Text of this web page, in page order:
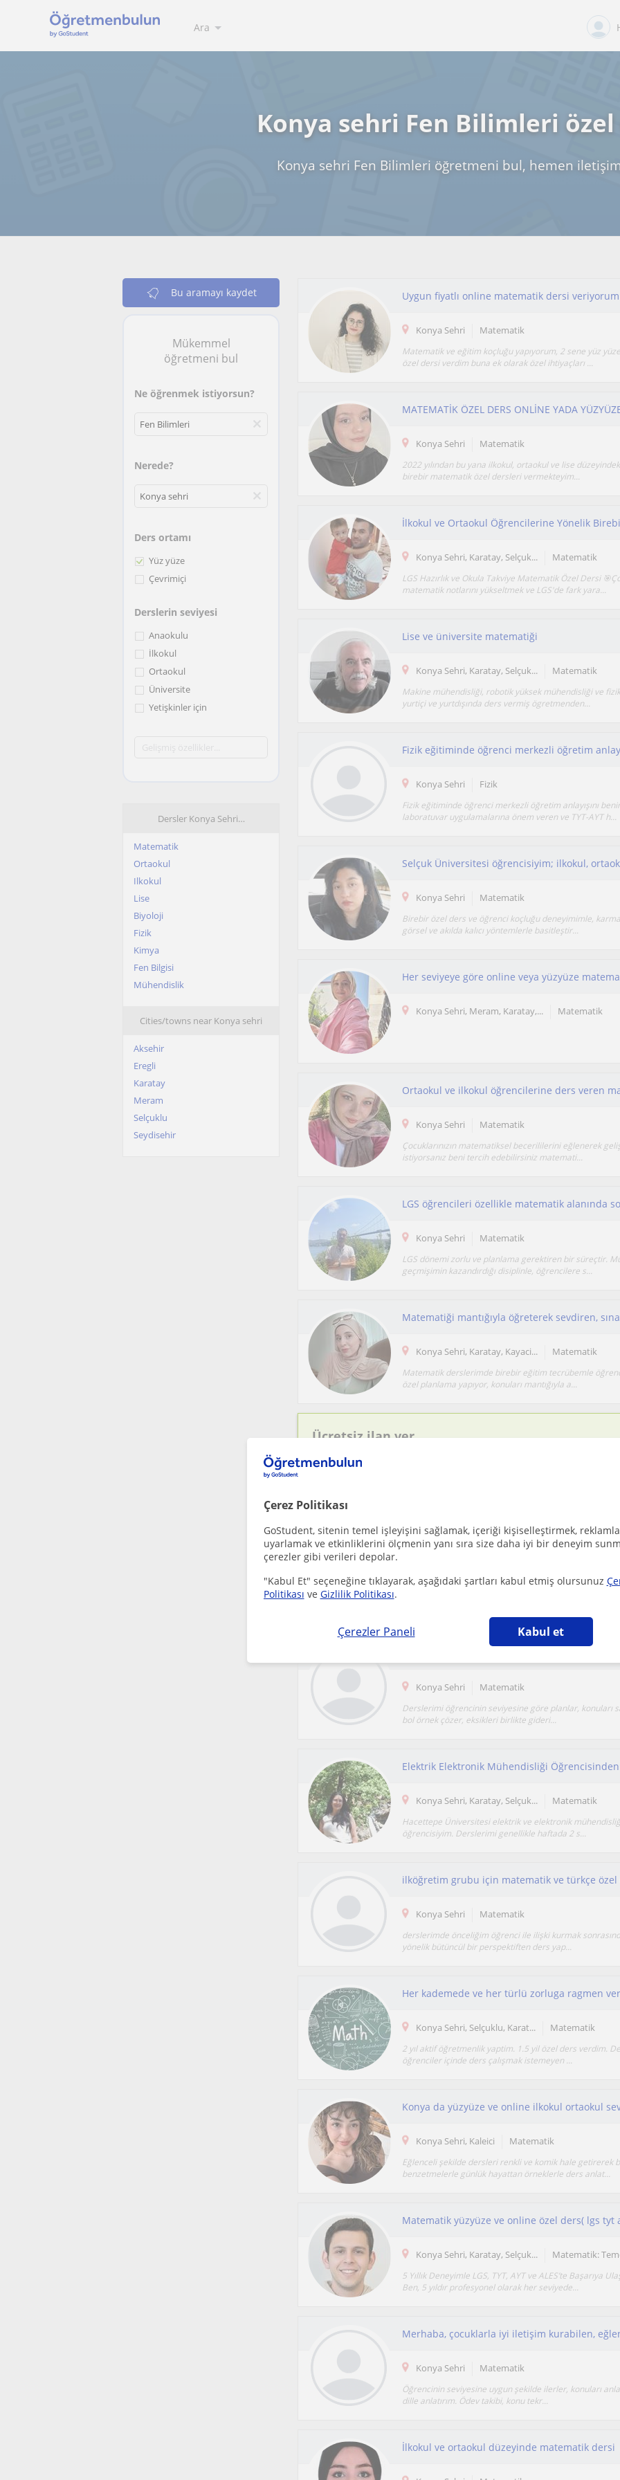
Çerez Politikası
GoStudent, sitenin temel işleyişini sağlamak, içeriği kişiselleştirmek,
uyarlamak ve etkinliklerini ölçmenin yanı sıra size daha iyi bir deneyim
çerezler gibi verileri depolar.
"Kabul Et" seçeneğine tıklayarak, aşağıdaki şartları kabul etmiş olursunuz
Politikası ve Gizlilik Politikası.
Çerezler Paneli Kabul et
Ara
Konya sehri Fen Bilimleri
Konya sehri Fen Bilimleri öğretmeni bul, hemen
Bu aramayı kaydet
Mükemmel
öğretmeni bul
Ne öğrenmek istiyorsun?
Nerede?
Ders ortamı
Yüz yüze
Çevrimiçi
Derslerin seviyesi
Anaokulu
İlkokul
Ortaokul
Üniversite
Yetişkinler için
Dersler Konya Sehri…
Matematik
Ortaokul
Ilkokul
Lise
Biyoloji
Fizik
Kimya
Fen Bilgisi
Mühendislik
Cities/towns near Konya sehri
Aksehir
Eregli
Karatay
Meram
Selçuklu
Seydisehir
Uygun fiyatlı online matematik dersi veriyorum
Konya Sehri Matematik
Matematik ve eğitim koçluğu yapıyorum, 2 sene yüz
özel dersi verdim buna ek olarak özel ihtiyaçları ...
MATEMATİK ÖZEL DERS ONLİNE YADA
Konya Sehri Matematik
2022 yılından bu yana ilkokul, ortaokul ve lise
birebir matematik özel dersleri vermekteyim...
İlkokul ve Ortaokul Öğrencilerine Yönelik
Konya Sehri, Karatay, Selçuk... Matematik
LGS Hazırlık ve Okula Takviye Matematik Özel Dersi
matematik notlarını yükseltmek ve LGS'de fark yara...
Lise ve üniversite matematiği
Konya Sehri, Karatay, Selçuk... Matematik
Makine mühendisliği, robotik yüksek mühendisliği ve
yurtiçi ve yurtdışında ders vermiş ögretmenden...
Konya Sehri Fizik
Fizik eğitiminde öğrenci merkezli öğretim anlayışını
laboratuvar uygulamalarına önem veren ve TYT-AYT h...
Konya Sehri Matematik
Birebir özel ders ve öğrenci koçluğu deneyimimle,
görsel ve akılda kalıcı yöntemlerle basitleştir...
Her seviyeye göre online veya yüzyüze
Konya Sehri, Meram, Karatay,... Matematik
Ortaokul ve ilkokul öğrencilerine ders veren
Konya Sehri Matematik
Çocuklarınızın matematiksel becerililerini eğlenerek
istiyorsanız beni tercih edebilirsiniz matemati...
Konya Sehri Matematik
LGS dönemi zorlu ve planlama gerektiren bir süreçtir.
geçmişimin kazandırdığı disiplinle, öğrencilere s...
Konya Sehri, Karatay, Kayaci... Matematik
Matematik derslerimde birebir eğitim tecrübemle
özel planlama yapıyor, konuları mantığıyla a...
Ücretsiz ilan ver
Her yaştan öğrenciye özel matematik dersi
Konya Sehri Matematik
Derslerimi öğrencinin seviyesine göre planlar, konuları
bol örnek çözer, eksikleri birlikte gideri...
Elektrik Elektronik Mühendisliği
Konya Sehri, Karatay, Selçuk... Matematik
Hacettepe Üniversitesi elektrik ve elektronik mühendisliği
öğrencisiyim. Derslerimi genellikle haftada 2 s...
Konya Sehri Matematik
derslerimde önceliğim öğrenci ile ilişki kurmak
yönelik bütüncül bir perspektiften ders yap...
Her kademede ve her türlü zorluga ragmen
Konya Sehri, Selçuklu, Karat... Matematik
2 yıl aktif öğretmenlik yaptim. 1.5 yil özel ders verdim.
öğrenciler içinde ders çalışmak istemeyen ...
Konya da yüzyüze ve online ilkokul ortaokul
Konya Sehri, Kaleici Matematik
Eğlenceli şekilde dersleri renkli ve komik hale getirerek
benzetmelerle günlük hayattan örneklerle ders anlat...
Matematik yüzyüze ve online özel ders( lgs tyt
Konya Sehri, Karatay, Selçuk... Matematik:
5 Yıllık Deneyimle LGS, TYT, AYT ve ALES’te Başarıya
Ben, 5 yıldır profesyonel olarak her seviyede...
Konya Sehri Matematik
Öğrencinin seviyesine uygun şekilde ilerler, konuları
dille anlatırım. Ödev takibi, konu tekr...
İlkokul ve ortaokul düzeyinde matematik dersi